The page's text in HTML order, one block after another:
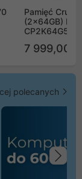
Pamięć
(2x64GB)
7 999,00 zł
polecanych